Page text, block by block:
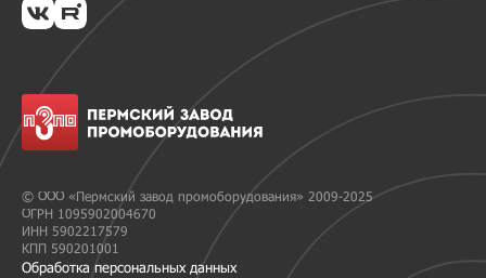
© ООО «Пермский завод промоборудования» 2009-2025
ОГРН 1095902004670
ИНН 5902217579
КПП 590201001
Обработка персональных данных